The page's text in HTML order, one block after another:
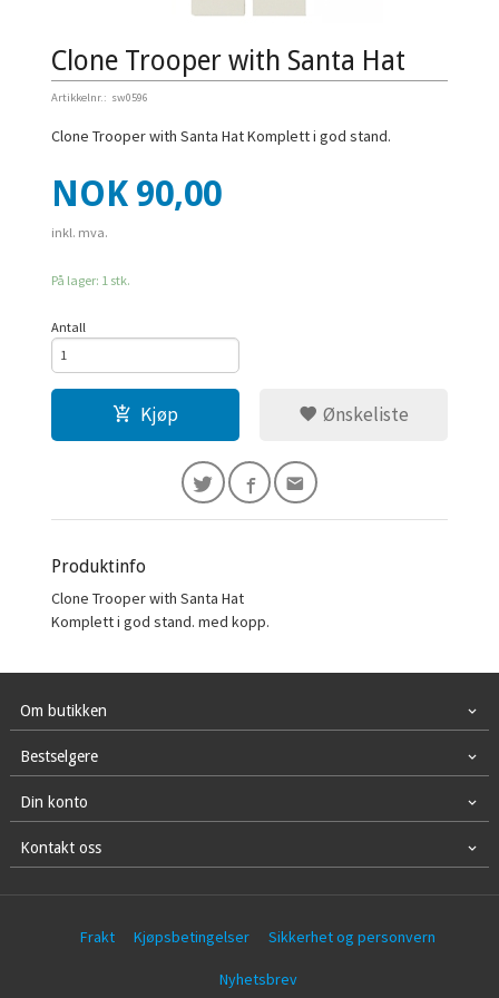
Clone Trooper with Santa Hat
Artikkelnr.: sw0596
Clone Trooper with Santa Hat Komplett i god stand.
Pris
NOK 90,00
inkl. mva.
På lager: 1 stk.
Antall
Kjøp Ønskeliste
Produktinfo
Clone Trooper with Santa Hat
Komplett i god stand. med kopp.
Om butikken
Bestselgere
Din konto
Kontakt oss
Frakt Kjøpsbetingelser Sikkerhet og personvern
Nyhetsbrev